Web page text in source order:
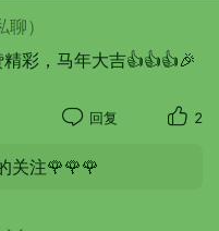
）
彩，马年大吉👍👍👍🎉
回复 2
关注🌹🌹🌹